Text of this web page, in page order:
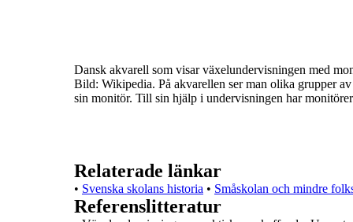
Relaterade länkar
• Svenska skolans historia • Småskolan och mindre
Referenslitteratur
Dansk akvarell som visar växelundervisningen med
Bild: Wikipedia. På akvarellen ser man olika grupper
sin monitör. Till sin hjälp i undervisningen har